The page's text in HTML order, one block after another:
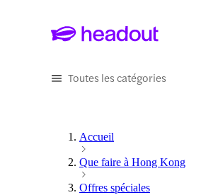
Toutes les catégories
Accueil
Que faire à Hong Kong
Offres spéciales